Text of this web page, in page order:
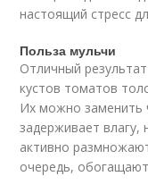
настоящий стресс
Польза мульчи
Отличный
кустов томатов
Их можно заменить
задерживает влагу,
активно
очередь,